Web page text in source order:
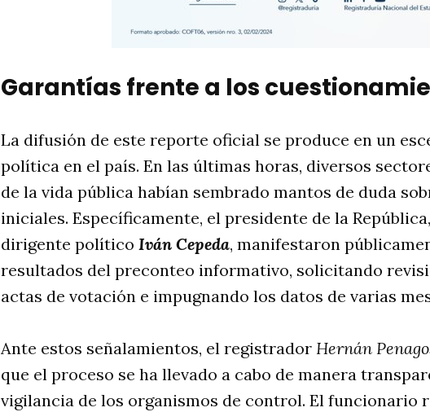
Garantías frente a los
La difusión de este reporte oficial se produce en un
política en el país. En las últimas horas, diversos
de la vida pública habían sembrado mantos de duda
iniciales. Específicamente, el presidente de la República,
dirigente político Iván Cepeda, manifestaron
resultados del preconteo informativo, solicitando
actas de votación e impugnando los datos de varias
Ante estos señalamientos, el registrador Hernán
que el proceso se ha llevado a cabo de manera
vigilancia de los organismos de control. El funcionario